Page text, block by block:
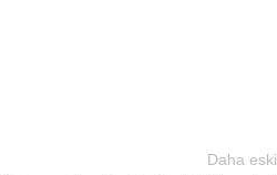
Daha eski